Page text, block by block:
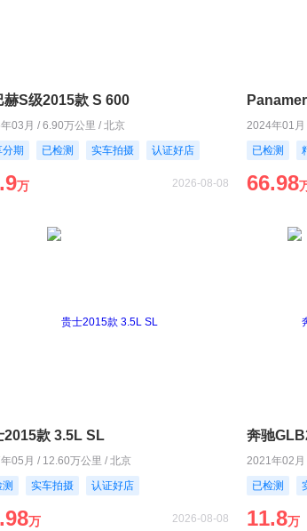
赫S级2015款 S 600
03月 / 6.90万公里 / 北京
分期
已检测 实车拍摄 认证好店
万 2026-08-08
2024年01月
已检测
66.98
2015款 3.5L SL
05月 / 12.60万公里 / 北京
实车拍摄 认证好店
万 2026-08-08
奔驰
2021年02月
已检测
11.8万